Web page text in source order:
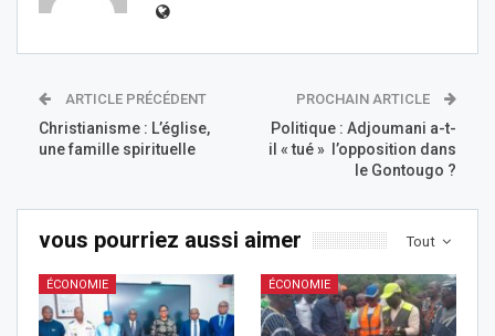
ARTICLE PRÉCÉDENT
Christianisme : L’église,
une famille spirituelle
PROCHAIN ARTICLE
Politique : Adjoumani a-t-
il « tué » l’opposition dans
le Gontougo ?
Tout
vous pourriez aussi aimer
ÉCONOMIE ÉCONOMIE